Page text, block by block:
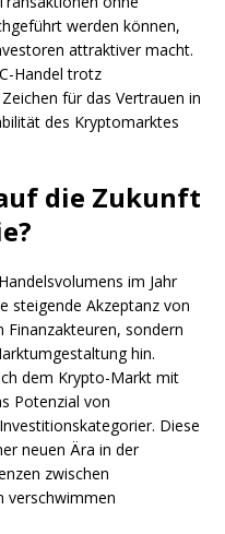
werden können,
attraktiver macht.
Handel trotz
für das Vertrauen in
des Kryptomarktes
die Zukunft
im Jahr
steigende Akzeptanz von
sondern
hin.
dem Krypto-Markt mit
Potenzial von
Diese
neuen Ära in der
zwischen
verschwimmen